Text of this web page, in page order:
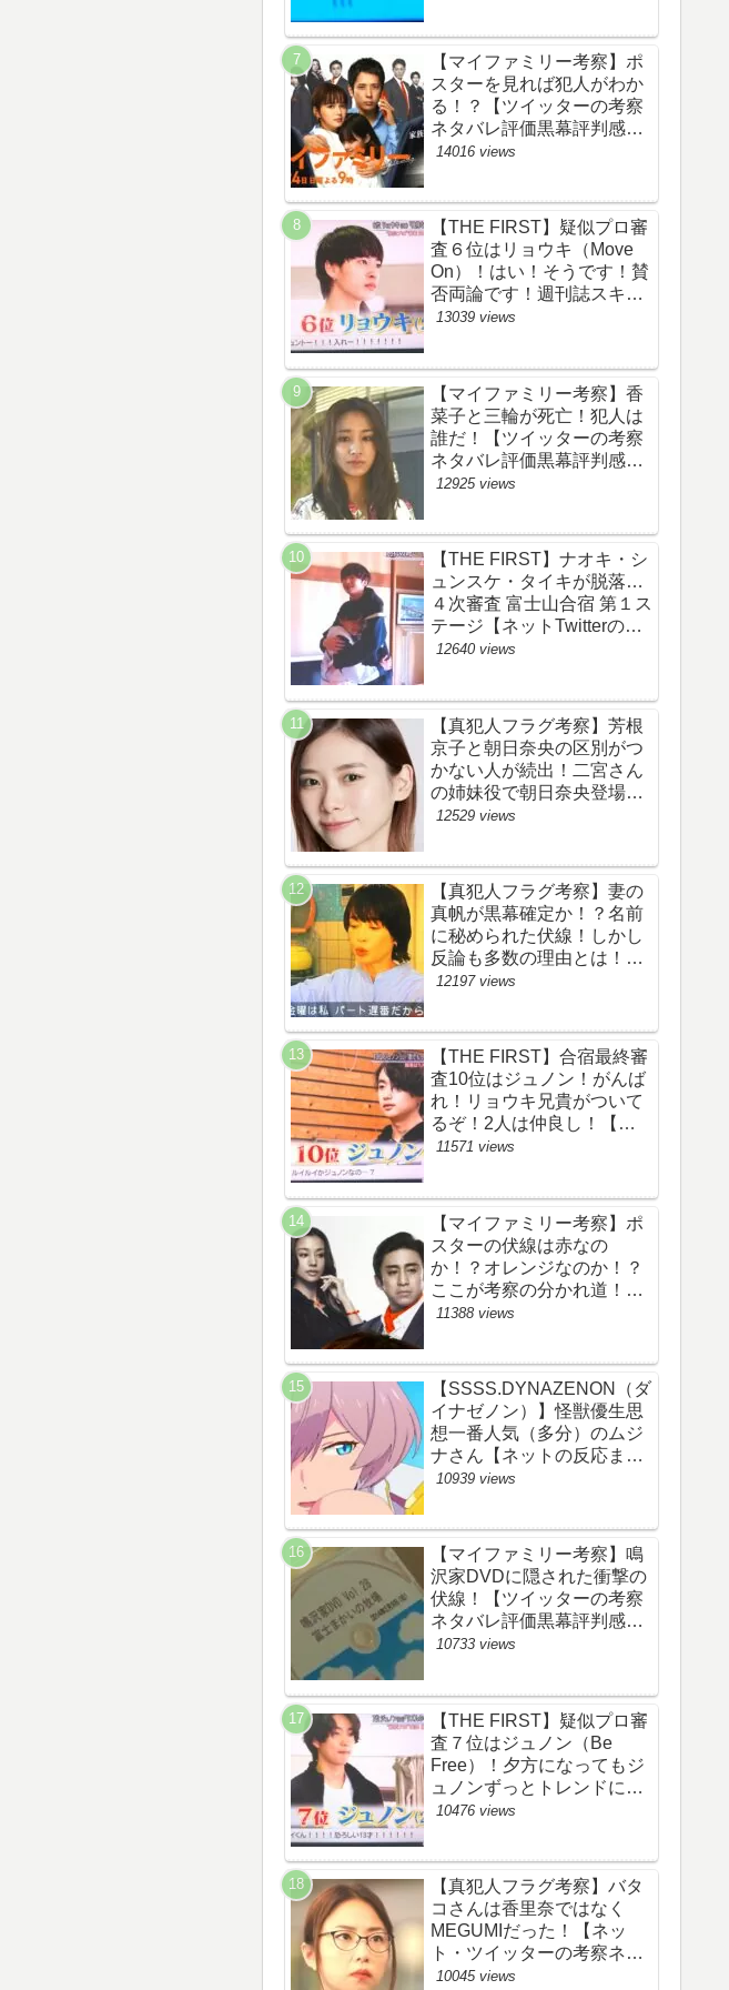
【マイファミリー考察】ポ
スターを見れば犯人がわか
る！？【ツイッターの考察
ネタバレ評価黒幕評判感想
批判原作犯人キャスト脚本
14016 views
【THE FIRST】疑似プロ審
査６位はリョウキ（Move
On）！はい！そうです！賛
否両論です！週刊誌スキャ
ンダルの件も尾を引いてま
め・スッキリ・
BE:FIRST・ビーファース
ト】
13039 views
【マイファミリー考察】香
菜子と三輪が死亡！犯人は
誰だ！【ツイッターの考察
ネタバレ評価黒幕評判感想
批判原作犯人キャスト脚本
12925 views
【THE FIRST】ナオキ・シ
ュンスケ・タイキが脱落…
４次審査 富士山合宿 第１ス
テージ【ネットTwitterのネ
タバレ感想考察評価評判ま
ァースト】
12640 views
【真犯人フラグ考察】芳根
京子と朝日奈央の区別がつ
かない人が続出！二宮さん
の姉妹役で朝日奈央登場
か！【ネット・ツイッター
ト黒幕伏線まとめ】
12529 views
【真犯人フラグ考察】妻の
真帆が黒幕確定か！？名前
に秘められた伏線！しかし
反論も多数の理由とは！
【ネット・ツイッターの考
幕伏線まとめ】
12197 views
【THE FIRST】合宿最終審
査10位はジュノン！がんば
れ！リョウキ兄貴がついて
るぞ！2人は仲良し！【ザ
ファースト・ネット・ツイ
リ・BE:FIRST・ビーファ
ースト・JUNON・
RYOKI】
11571 views
【マイファミリー考察】ポ
スターの伏線は赤なの
か！？オレンジなのか！？
ここが考察の分かれ道！
【ツイッターの考察ネタバ
じ伏線まとめ】
11388 views
【SSSS.DYNAZENON（ダ
イナゼノン）】怪獣優生思
想一番人気（多分）のムジ
ナさん【ネットの反応まと
め】
10939 views
【マイファミリー考察】鳴
沢家DVDに隠された衝撃の
伏線！【ツイッターの考察
ネタバレ評価黒幕評判感想
批判原作犯人キャスト脚本
10733 views
【THE FIRST】疑似プロ審
査７位はジュノン（Be
Free）！夕方になってもジ
ュノンずっとトレンドにい
るww【ザファースト・ネッ
BE:FIRST・ビーファース
ト】
10476 views
【真犯人フラグ考察】バタ
コさんは香里奈ではなく
MEGUMIだった！【ネッ
ト・ツイッターの考察ネタ
バレ感想評価評判あらすじ
10045 views